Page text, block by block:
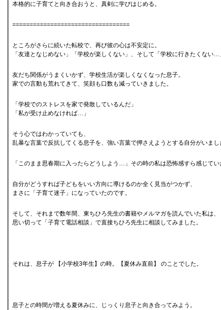
本格的に子育てと向き合おうと、真剣に学びはじめる。
==================================
ところがさらに続いた転校で、再び彼の心は不安定に。
「友達となじめない」「学校が楽しくない」、そして「学校に行きたくない…
友だち関係がうまくいかず、学校生活が楽しくなくなった息子。
家での言動も荒れてきて、笑顔も口数も減っていきました。
「学校でのストレスを家で発散しているんだ」
「私が受け止めなければ…」
そう心ではわかっていても、
乱暴な言葉で反抗してくる息子を、強い言葉で押さえようとする自分がいまし
「このまま思春期に入ったらどうしよう…」その時の私は恐怖感すら感じて
自分がどうすれば子どもをいい方向に導けるのか全く見当がつかず、
まさに「子育て迷子」になっていたのです。
そして、それまで数年間、東ちひろ先生の書籍やメルマガを読んでいた私は、
思い切って「子育て電話相談」で直接ちひろ先生に相談してみました。
それは、息子が 【小学校3年生】の時。【夏休み直前】 のことでした。
息子との時間が増える夏休みに、じっくり息子と向き合ってみよう。